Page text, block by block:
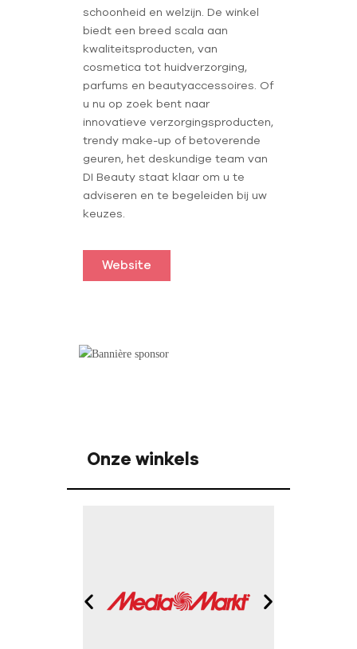
schoonheid en welzijn. De winkel
biedt een breed scala aan
kwaliteitsproducten, van
cosmetica tot huidverzorging,
parfums en beautyaccessoires. Of
u nu op zoek bent naar
innovatieve verzorgingsproducten,
trendy make-up of betoverende
geuren, het deskundige team van
DI Beauty staat klaar om u te
adviseren en te begeleiden bij uw
keuzes.
Website
Onze winkels